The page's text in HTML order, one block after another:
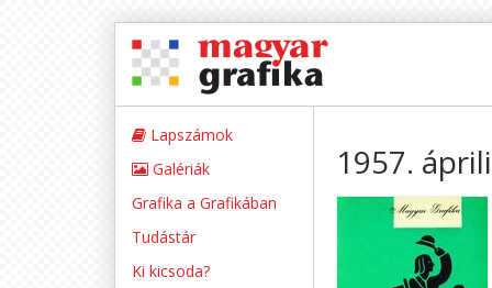
1957.
Lapszámok
Galériák
Grafika a Grafikában
Tudástár
Ki kicsoda?